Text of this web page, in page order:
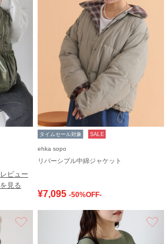
レビュー
を見る
タイムセール対象 SALE
ehka sopo
リバーシブル中綿ジャケット
¥7,095 -50%OFF-